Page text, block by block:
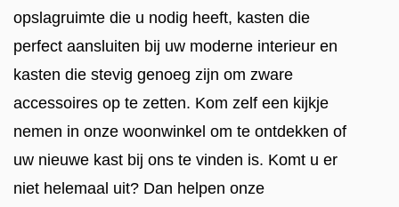
opslagruimte die u nodig heeft, kasten die
perfect aansluiten bij uw moderne interieur en
kasten die stevig genoeg zijn om zware
accessoires op te zetten. Kom zelf een kijkje
nemen in onze woonwinkel om te ontdekken of
uw nieuwe kast bij ons te vinden is. Komt u er
niet helemaal uit? Dan helpen onze